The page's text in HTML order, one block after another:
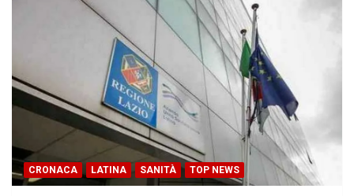
CRONACA LATINA SANITÀ TOP NEWS